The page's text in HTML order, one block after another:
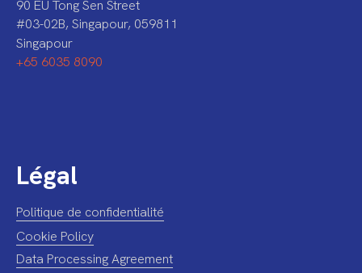
90 EU Tong Sen Street
#03-02B, Singapour, 059811
Singapour
+65 6035 8090
Légal
Politique de confidentialité
Cookie Policy
Data Processing Agreement